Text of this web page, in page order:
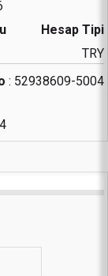
Hesap Tipi
TRY
: 52938609-5004